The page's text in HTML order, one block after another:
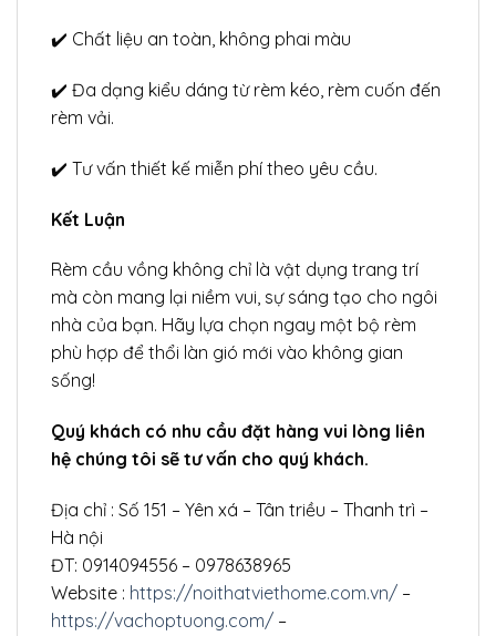
✔️ Chất liệu an toàn, không phai màu
✔️ Đa dạng kiểu dáng từ rèm kéo, rèm cuốn đến
rèm vải.
✔️ Tư vấn thiết kế miễn phí theo yêu cầu.
Kết Luận
Rèm cầu vồng không chỉ là vật dụng trang trí
mà còn mang lại niềm vui, sự sáng tạo cho ngôi
nhà của bạn. Hãy lựa chọn ngay một bộ rèm
phù hợp để thổi làn gió mới vào không gian
sống!
Quý khách có nhu cầu đặt hàng vui lòng liên
hệ chúng tôi sẽ tư vấn cho quý khách.
Địa chỉ : Số 151 – Yên xá – Tân triều – Thanh trì –
Hà nội
ĐT: 0914094556 – 0978638965
Website : https://noithatviethome.com.vn/ –
https://vachoptuong.com/ –